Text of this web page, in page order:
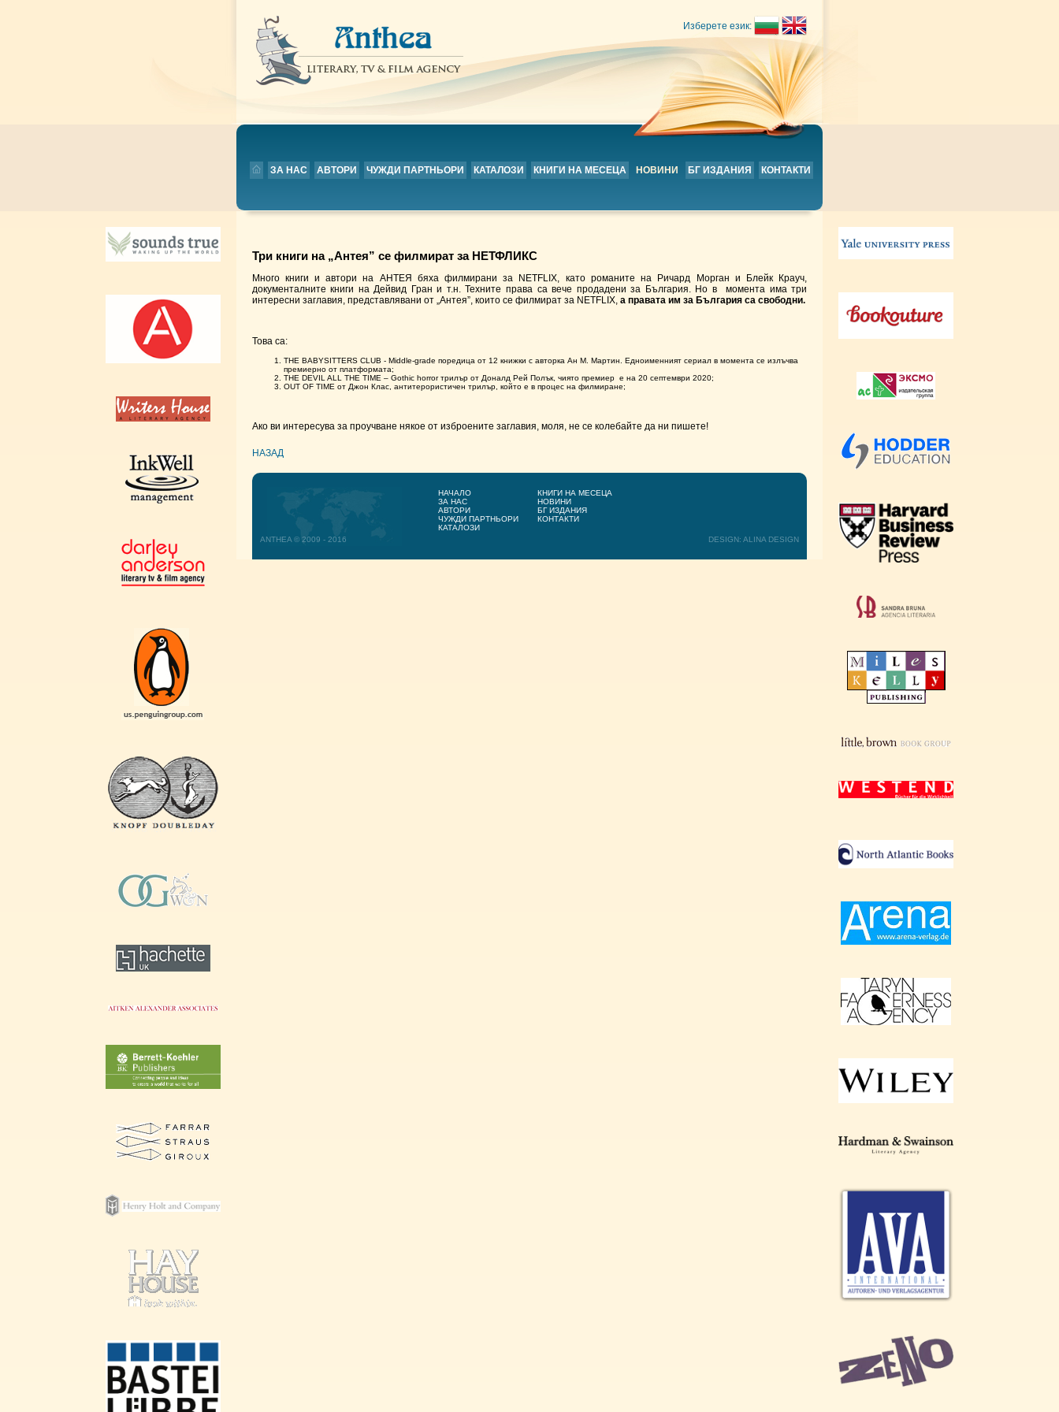
Изберете език:
ЗА НАС АВТОРИ ЧУЖДИ ПАРТНЬОРИ КАТАЛОЗИ КНИГИ НА МЕСЕЦА НОВИНИ БГ ИЗДАНИЯ КОНТАКТИ
Три книги на „Антея” се филмират за НЕТФЛИКС
Много книги и автори на АНТЕЯ бяха филмирани за NETFLIX, като романите на Ричард Морган и Блейк Крауч,
документалните книги на Дейвид Гран и т.н. Техните права са вече продадени за България. Но в момента има три
интересни заглавия, представлявани от „Антея”, които се филмират за NETFLIX, а правата им за България са свободни.
Това са:
THE BABYSITTERS CLUB - Middle-grade поредица от 12 книжки с авторка Ан М. Мартин. Едноименният сериал в момента се излъчва
премиерно от платформата;
THE DEVIL ALL THE TIME – Gothic horror трилър от Доналд Рей Полък, чиято премиер е на 20 септември 2020;
OUT OF TIME от Джон Клас, антитерористичен трилър, който е в процес на филмиране;
Ако ви интересува за проучване някое от изброените заглавия, моля, не се колебайте да ни пишете!
НАЗАД
ANTHEA © 2009 - 2016
НАЧАЛО
ЗА НАС
АВТОРИ
ЧУЖДИ ПАРТНЬОРИ
КАТАЛОЗИ
КНИГИ НА МЕСЕЦА
НОВИНИ
БГ ИЗДАНИЯ
КОНТАКТИ
DESIGN: ALINA DESIGN